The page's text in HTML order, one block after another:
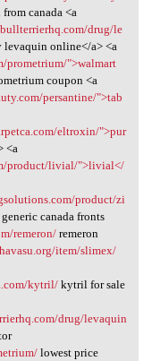
canada <a
drug/le
online</a> <a
prometrium/">walmart
coupon <a
persantine/">tab
eltroxin/">pur
<a
product/livial/">livial</
product/zi
canada fronts
remeron/remeron
item/slimex/
kytril/kytril for sale
drug/levaquin
lowest price